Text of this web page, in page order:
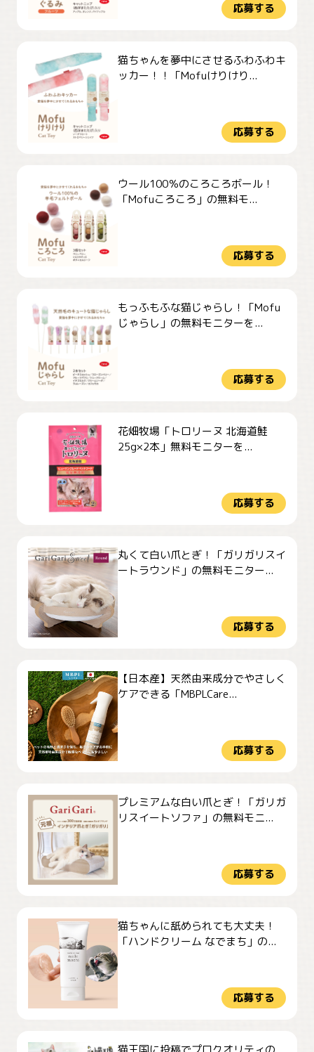
応募する
猫ちゃんを夢中にさせるふわふわキ
ッカー！！「Mofuけりけり...
応募する
ウール100％のころころボール！
「Mofuころころ」の無料モ...
応募する
もっふもふな猫じゃらし！「Mofu
じゃらし」の無料モニターを...
応募する
花畑牧場「トロリーヌ 北海道鮭
25g×2本」無料モニターを...
応募する
丸くて白い爪とぎ！「ガリガリスイ
ートラウンド」の無料モニター...
応募する
【日本産】天然由来成分でやさしく
ケアできる「MBPLCare...
応募する
プレミアムな白い爪とぎ！「ガリガ
リスイートソファ」の無料モニ...
応募する
猫ちゃんに舐められても大丈夫！
「ハンドクリーム なでまち」の...
応募する